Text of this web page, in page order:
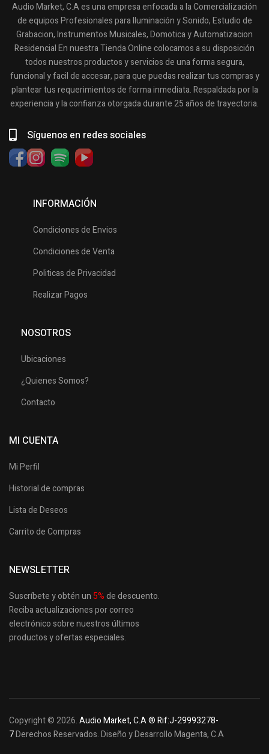
Audio Market, C.A es una empresa enfocada a la Comercialización
de equipos Profesionales para Iluminación y Sonido, Estudio de
Grabacion, Instrumentos Musicales, Domotica y Automatizacion
Residencial En nuestra Tienda Online colocamos a su disposición
todos nuestros productos y servicios de una forma segura,
funcional y facil de accesar, para que puedas realizar tus compras y
plantear tus requerimientos de forma inmediata. Respaldada por la
experiencia y la confianza otorgada durante 25 años de trayectoria.
Síguenos en redes sociales
INFORMACIÓN
Condiciones de Envios
Condiciones de Venta
Politicas de Privacidad
Realizar Pagos
NOSOTROS
Ubicaciones
¿Quienes Somos?
Contacto
MI CUENTA
Mi Perfil
Historial de compras
Lista de Deseos
Carrito de Compras
NEWSLETTER
Suscríbete y obtén un 5%de descuento.
Reciba actualizaciones por correo
electrónico sobre nuestros últimos
productosy ofertas especiales.
Copyright © 2026.Audio Market, C.A ® Rif:J-29993278-
7Derechos Reservados. Diseño y Desarrollo Magenta, C.A